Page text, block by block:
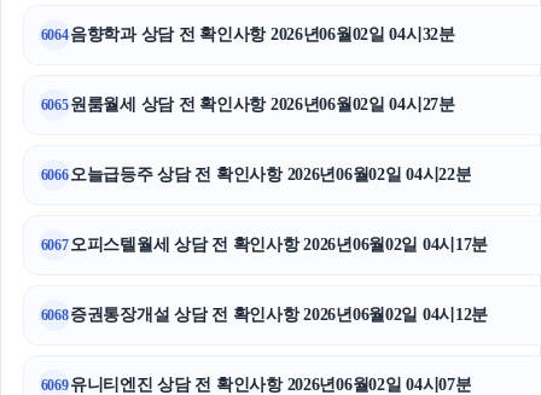
6064음향학과 상담 전 확인사항 2026년06월02일 04시32분
6065원룸월세 상담 전 확인사항 2026년06월02일 04시27분
6066오늘급등주 상담 전 확인사항 2026년06월02일 04시22분
6067오피스텔월세 상담 전 확인사항 2026년06월02일 04시17분
6068증권통장개설 상담 전 확인사항 2026년06월02일 04시12분
6069유니티엔진 상담 전 확인사항 2026년06월02일 04시07분